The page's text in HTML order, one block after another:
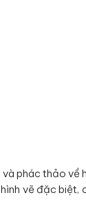
phác thảo về
vẽ đặc biệt,